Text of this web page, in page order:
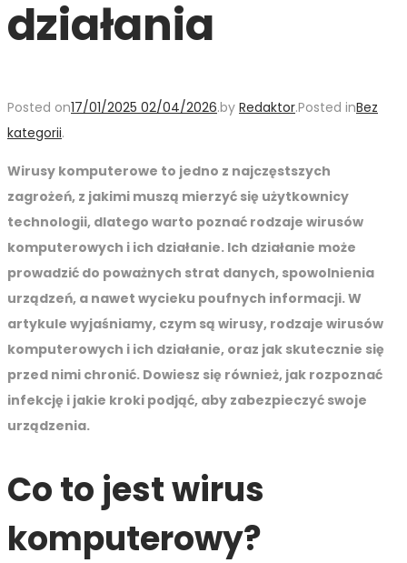
działania
Posted on17/01/2025 02/04/2026.by Redaktor.Posted inBez
kategorii.
Wirusy komputerowe to jedno z najczęstszych
zagrożeń, z jakimi muszą mierzyć się użytkownicy
technologii, dlatego warto poznać rodzaje wirusów
komputerowych i ich działanie. Ich działanie może
prowadzić do poważnych strat danych, spowolnienia
urządzeń, a nawet wycieku poufnych informacji. W
artykule wyjaśniamy, czym są wirusy, rodzaje wirusów
komputerowych i ich działanie, oraz jak skutecznie się
przed nimi chronić. Dowiesz się również, jak rozpoznać
infekcję i jakie kroki podjąć, aby zabezpieczyć swoje
urządzenia.
Co to jest wirus
komputerowy?